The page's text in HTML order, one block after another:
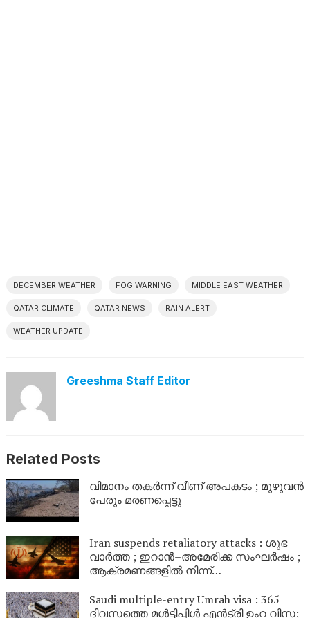
DECEMBER WEATHER FOG WARNING MIDDLE EAST WEATHER
QATAR CLIMATE QATAR NEWS RAIN ALERT
WEATHER UPDATE
Greeshma Staff Editor
Related Posts
വിമാനം തകർന്ന് വീണ് അപകടം ; മുഴുവൻ
പേരും മരണപ്പെട്ടു
Iran suspends retaliatory attacks : ശുഭ
വാർത്ത ; ഇറാൻ–അമേരിക്ക സംഘർഷം ;
ആക്രമണങ്ങളിൽ നിന്ന്
പ്രതീക്ഷ
Saudi multiple-entry Umrah visa : 365
ദിവസത്തെ മൾട്ടിപ്പിൾ എൻട്രി ഉംറ വിസ;